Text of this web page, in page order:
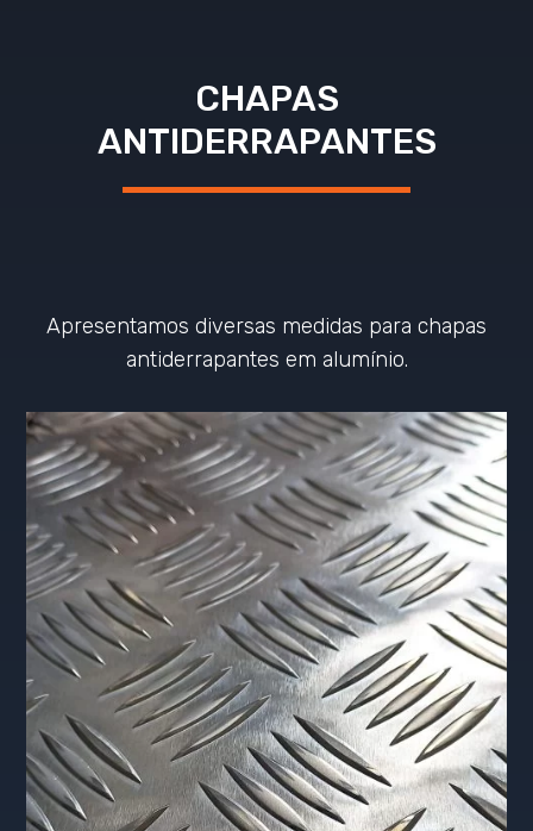
CHAPAS
ANTIDERRAPANTES
Apresentamos diversas medidas para chapas
antiderrapantes em alumínio.